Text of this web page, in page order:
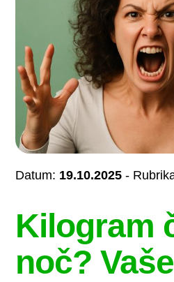
Datum: 19.10.2025 -
Kilogram
noč?